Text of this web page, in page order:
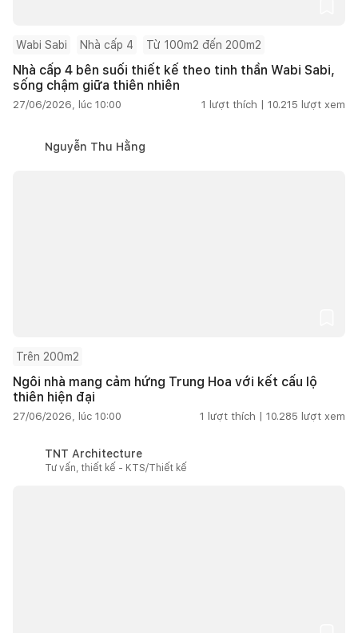
Wabi Sabi Nhà cấp 4 Từ 100m2 đến 200m2
Nhà cấp 4 bên suối thiết kế theo tinh thần Wabi Sabi,
sống chậm giữa thiên nhiên
27/06/2026, lúc 10:00 1 lượt thích | 10.215 lượt xem
Nguyễn Thu Hằng
Trên 200m2
Ngôi nhà mang cảm hứng Trung Hoa với kết cấu lộ
thiên hiện đại
27/06/2026, lúc 10:00 1 lượt thích | 10.285 lượt xem
TNT Architecture
Tư vấn, thiết kế - KTS/Thiết kế